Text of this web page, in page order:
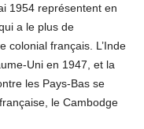
1954 représentent en
a le plus de
colonial français. L’Inde
Uni en 1947, et la
les Pays-Bas se
le Cambodge